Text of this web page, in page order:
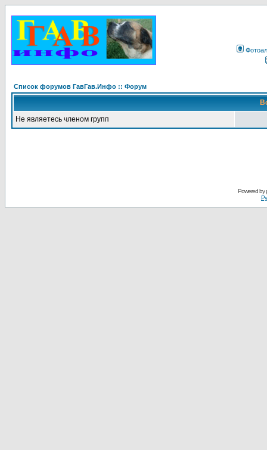
Список форумов ГавГав.Инфо :: Форум
Не являетесь членом групп
Powered by